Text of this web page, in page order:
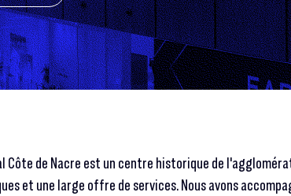
Côte de Nacre est un centre historique de
et une large offre de services. Nous avons